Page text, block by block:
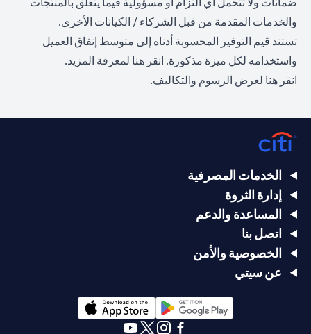
والخدمات المقدمة من قبل الشركاء / الكيانات الأخرى.
تستند قيم التوفير المحسوبة أدناه إلى متوسط إنفاق العميل
واستخدامه لكل ميزة مذكورة. انقر هنا opens in a new tab
لمعرفة المزيد.
انقر هنا opens in a new tab
لعرض الرسوم والتكاليف.
الخدمات المصرفية
إدارة الثروة
المساعدة والدعم
اتصل بنا
الخصوصية والأمن
عن سيتي
opens in a new tab
opens in a new tab